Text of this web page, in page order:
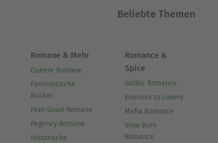
Beliebte Themen
Romane & Mehr
Queere Romane
Feministische
Bücher
Feel-Good-Romane
Regency Romane
Historische
Romance &
Spice
Gothic Romance
Enemies to Lovers
Mafia Romance
Slow Burn
Romance